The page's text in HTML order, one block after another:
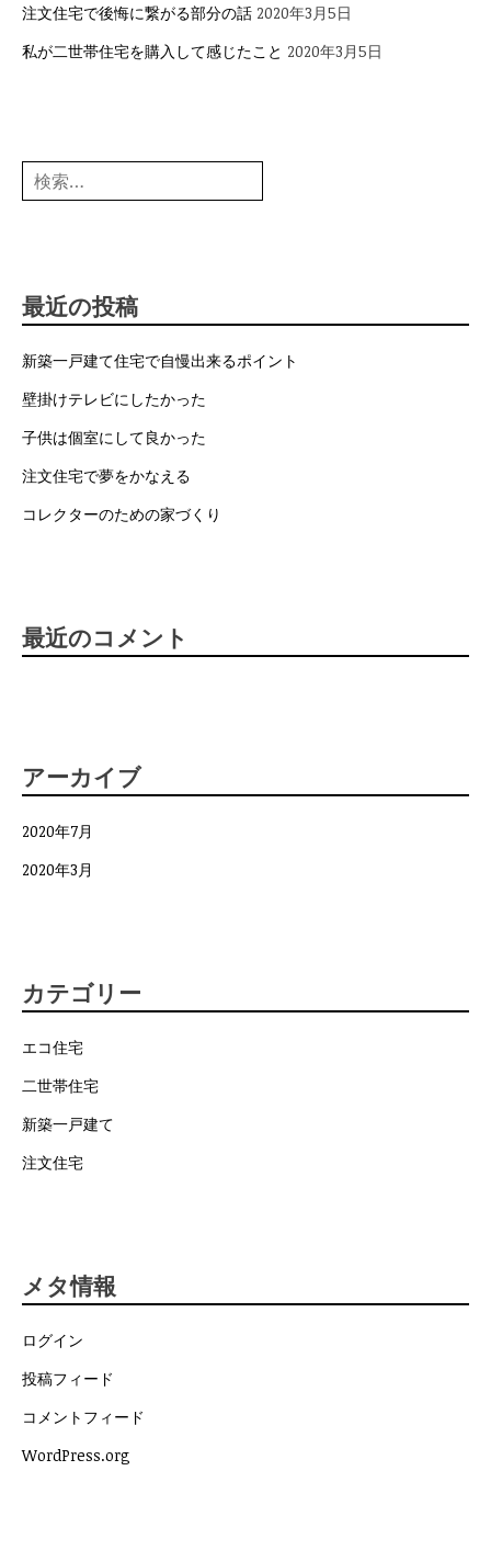
注文住宅で後悔に繋がる部分の話 2020年3月5日
私が二世帯住宅を購入して感じたこと 2020年3月5日
検
索:
最近の投稿
新築一戸建て住宅で自慢出来るポイント
壁掛けテレビにしたかった
子供は個室にして良かった
注文住宅で夢をかなえる
コレクターのための家づくり
最近のコメント
アーカイブ
2020年7月
2020年3月
カテゴリー
エコ住宅
二世帯住宅
新築一戸建て
注文住宅
メタ情報
ログイン
投稿フィード
コメントフィード
WordPress.org